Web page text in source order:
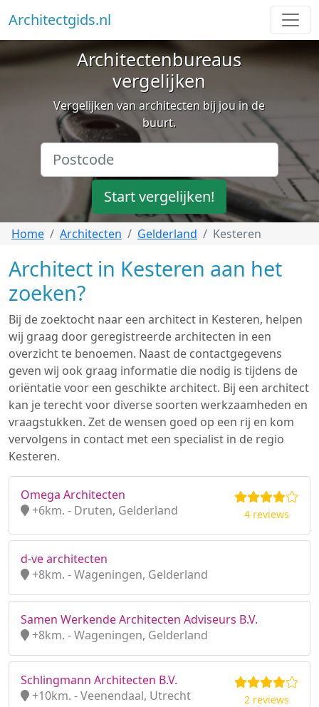
Architectgids.nl
Architectenbureaus
vergelijken
Vergelijken van architecten bij jou in de
buurt.
Start vergelijken!
Home Architecten Gelderland Kesteren
Architect in Kesteren aan het
zoeken?
Bij de zoektocht naar een architect in Kesteren, helpen
wij graag door geregistreerde architecten in een
overzicht te benoemen. Naast de contactgegevens
geven wij ook graag informatie die nodig is tijdens de
oriëntatie voor een geschikte architect. Bij een architect
kan je terecht voor diverse soorten werkzaamheden en
vraagstukken. Zet de wensen goed op een rij en kom
vervolgens in contact met een specialist in de regio
Kesteren.
Omega Architecten
+6km. - Druten, Gelderland
4 reviews
d-ve architecten
+8km. - Wageningen, Gelderland
Samen Werkende Architecten Adviseurs B.V.
+8km. - Wageningen, Gelderland
Schlingmann Architecten B.V.
+10km. - Veenendaal, Utrecht
2 reviews